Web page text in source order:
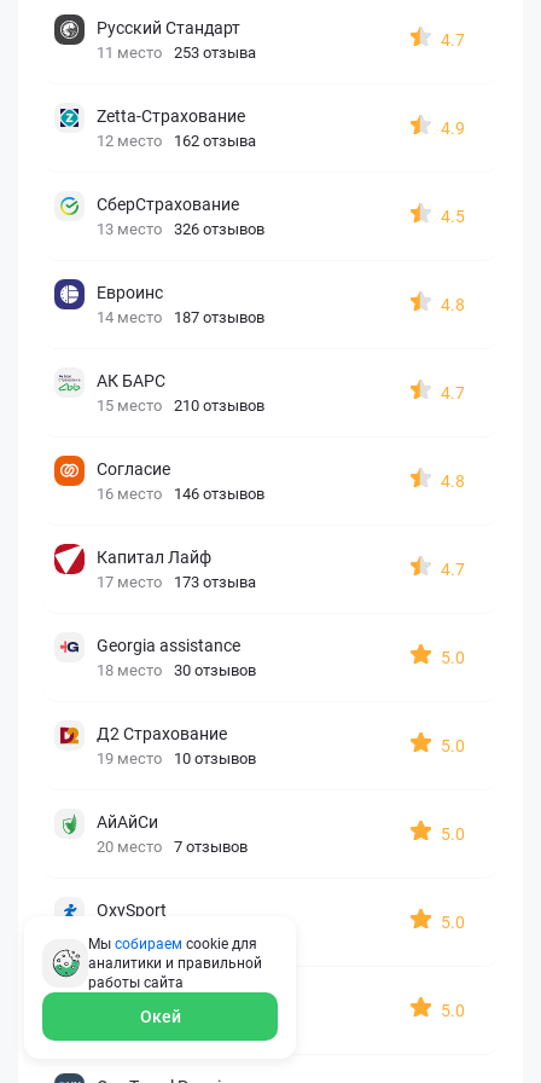
Русский Стандарт
11 место 253 отзыва
4.7
Zetta-Страхование
12 место 162 отзыва
4.9
СберСтрахование
13 место 326 отзывов
4.5
Евроинс
14 место 187 отзывов
4.8
АК БАРС
15 место 210 отзывов
4.7
Согласие
16 место 146 отзывов
4.8
Капитал Лайф
17 место 173 отзыва
4.7
Georgia assistance
18 место 30 отзывов
5.0
Д2 Страхование
19 место 10 отзывов
5.0
АйАйСи
20 место 7 отзывов
5.0
OxySport
21 место 6 отзывов
5.0
ERGO AXA
22 место 2 отзыва
5.0
Мы собираем cookie для
аналитики и правильной
работы сайта
Окей